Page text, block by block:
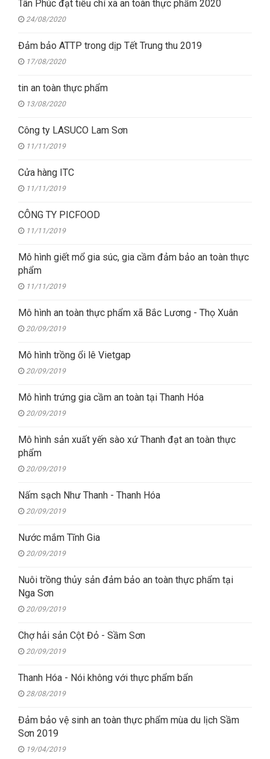
Tân Phúc đạt tiêu chí xã an toàn thực phẩm 2020
24/08/2020
Đảm bảo ATTP trong dịp Tết Trung thu 2019
17/08/2020
tin an toàn thực phẩm
13/08/2020
Công ty LASUCO Lam Sơn
11/11/2019
Cửa hàng ITC
11/11/2019
CÔNG TY PICFOOD
11/11/2019
Mô hình giết mổ gia súc, gia cầm đảm bảo an toàn thực
phẩm
11/11/2019
Mô hình an toàn thực phẩm xã Bắc Lương - Thọ Xuân
20/09/2019
Mô hình trồng ổi lê Vietgap
20/09/2019
Mô hình trứng gia cầm an toàn tại Thanh Hóa
20/09/2019
Mô hình sản xuất yến sào xứ Thanh đạt an toàn thực
phẩm
20/09/2019
Nấm sạch Như Thanh - Thanh Hóa
20/09/2019
Nước mắm Tĩnh Gia
20/09/2019
Nuôi trồng thủy sản đảm bảo an toàn thực phẩm tại
Nga Sơn
20/09/2019
Chợ hải sản Cột Đỏ - Sầm Sơn
20/09/2019
Thanh Hóa - Nói không với thực phẩm bẩn
28/08/2019
Đảm bảo vệ sinh an toàn thực phẩm mùa du lịch Sầm
Sơn 2019
19/04/2019